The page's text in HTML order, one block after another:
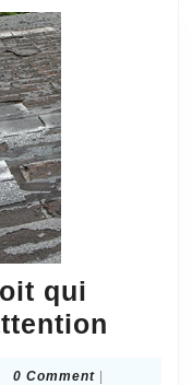
construction
de
terrains
en
gazon
synthétique
plutôt
qu’en
terre
battue?
qui
0 Comment |